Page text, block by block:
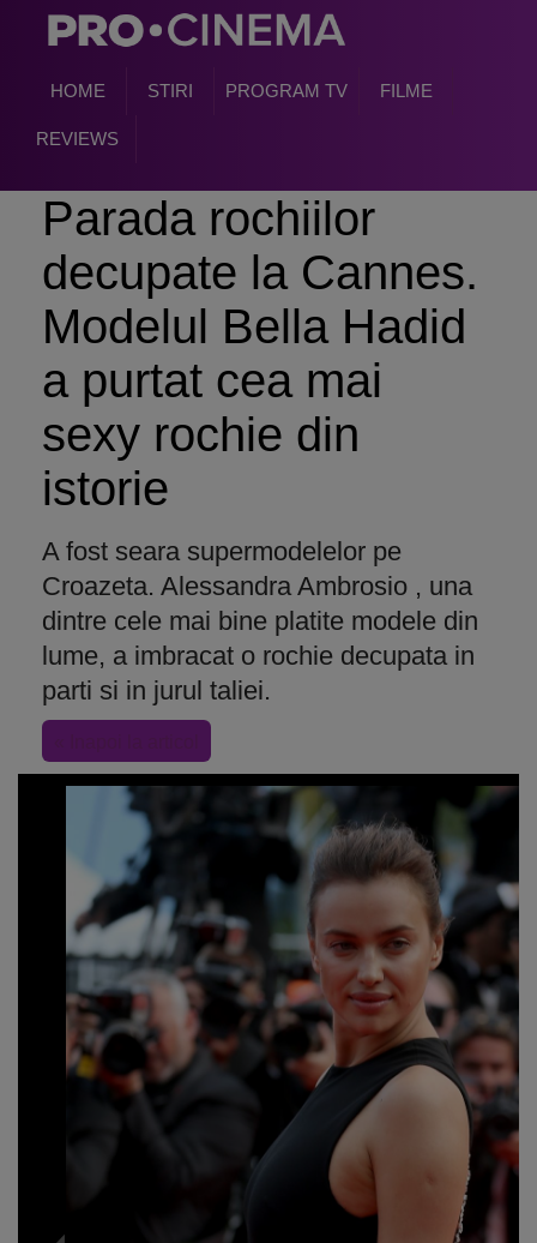
HOME STIRI PROGRAM TV FILME
REVIEWS
Parada rochiilor
decupate la Cannes.
Modelul Bella Hadid
a purtat cea mai
sexy rochie din
istorie
A fost seara supermodelelor pe
Croazeta. Alessandra Ambrosio , una
dintre cele mai bine platite modele din
lume, a imbracat o rochie decupata in
parti si in jurul taliei.